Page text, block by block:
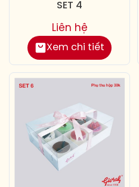
SET 4
Xem chi tiết
Liên hệ